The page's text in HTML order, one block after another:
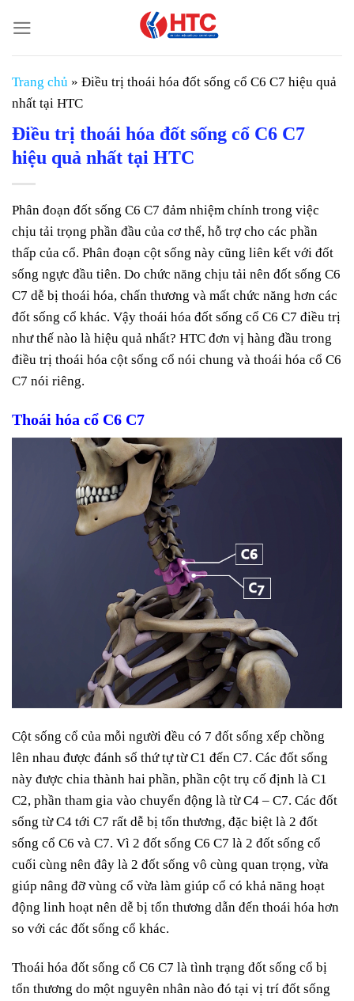
đến
nội
dung
Trang chủ » Điều trị thoái hóa đốt sống cổ C6 C7 hiệu quả
nhất tại HTC
Điều trị thoái hóa đốt sống cổ C6 C7
hiệu quả nhất tại HTC
Phân đoạn đốt sống C6 C7 đảm nhiệm chính trong việc
chịu tải trọng phần đầu của cơ thể, hỗ trợ cho các phần
thấp của cổ. Phân đoạn cột sống này cũng liên kết với đốt
sống ngực đầu tiên. Do chức năng chịu tải nên đốt sống C6
C7 dễ bị thoái hóa, chấn thương và mất chức năng hơn các
đốt sống cổ khác. Vậy thoái hóa đốt sống cổ C6 C7 điều trị
như thế nào là hiệu quả nhất? HTC đơn vị hàng đầu trong
điều trị thoái hóa cột sống cổ nói chung và thoái hóa cổ C6
C7 nói riêng.
Thoái hóa cổ C6 C7
Cột sống cổ của mỗi người đều có 7 đốt sống xếp chồng
lên nhau được đánh số thứ tự từ C1 đến C7. Các đốt sống
này được chia thành hai phần, phần cột trụ cố định là C1
C2, phần tham gia vào chuyển động là từ C4 – C7. Các đốt
sống từ C4 tới C7 rất dễ bị tổn thương, đặc biệt là 2 đốt
sống cổ C6 và C7. Vì 2 đốt sống C6 C7 là 2 đốt sống cổ
cuối cùng nên đây là 2 đốt sống vô cùng quan trọng, vừa
giúp nâng đỡ vùng cổ vừa làm giúp cổ có khả năng hoạt
động linh hoạt nên dễ bị tổn thương dẫn đến thoái hóa hơn
so với các đốt sống cổ khác.
Thoái hóa đốt sống cổ C6 C7 là tình trạng đốt sống cổ bị
tổn thương do một nguyên nhân nào đó tại vị trí đốt sống